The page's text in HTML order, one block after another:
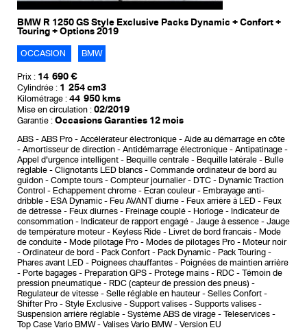
BMW R 1250 GS Style Exclusive Packs Dynamic + Confort +
Touring + Options 2019
OCCASION BMW
Prix : 14 690 €
Cylindrée : 1 254 cm3
Kilométrage : 44 950 kms
Mise en circulation : 02/2019
Garantie : Occasions Garanties 12 mois
ABS ABS Pro Accélérateur électronique
Aide au démarrage en côte
Amortisseur de direction
Antidémarrage électronique
Antipatinage
Appel d'urgence intelligent
Bequille centrale Bequille latérale
Bulle
réglable
Clignotants LED blancs
Commande ordinateur de bord au
guidon
Compte tours Compteur journalier
DTC - Dynamic Traction
Control
Echappement chrome Ecran couleur
Embrayage anti-
dribble
ESA Dynamic Feu AVANT diurne Feux arrière à LED
Feux
de détresse
Feux diurnes Freinage couplé Horloge
Indicateur de
consommation
Indicateur de rapport engagé Jauge à essence
Jauge
de température moteur
Keyless Ride Livret de bord francais
Mode
de conduite
Mode pilotage Pro Modes de pilotages Pro
Moteur noir
Ordinateur de bord
Pack Confort Pack Dynamic
Pack Touring
Phares avant LED
Poignees chauffantes
Poignées de maintien arrière
Porte bagages
Preparation GPS Protege mains
RDC - Témoin de
pression pneumatique
RDC (capteur de pression des pneus)
Regulateur de vitesse
Selle réglable en hauteur
Selles Confort
Shifter Pro
Style Exclusive Support valises
Supports valises
Suspension arrière réglable
Système ABS de virage
Teleservices
Top Case Vario BMW
Valises Vario BMW
Version EU